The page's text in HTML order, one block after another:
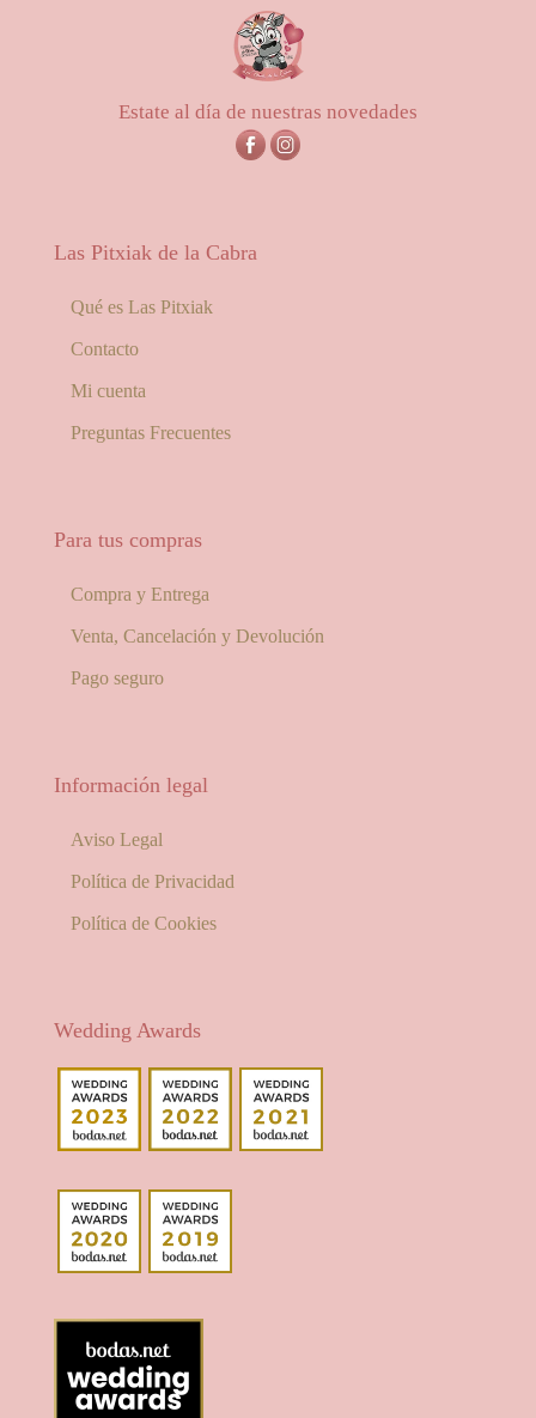
Estate al día de nuestras novedades
Las Pitxiak de la Cabra
Qué es Las Pitxiak
Contacto
Mi cuenta
Preguntas Frecuentes
Para tus compras
Compra y Entrega
Venta, Cancelación y Devolución
Pago seguro
Información legal
Aviso Legal
Política de Privacidad
Política de Cookies
Wedding Awards